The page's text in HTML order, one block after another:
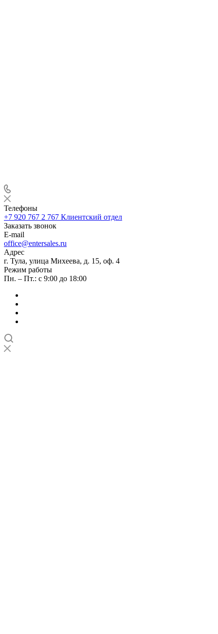
Телефоны
+7 920 767 2 767 Клиентский отдел
Заказать звонок
E-mail
office@entersales.ru
Адрес
г. Тула, улица Михеева, д. 15, оф. 4
Режим работы
Пн. – Пт.: с 9:00 до 18:00